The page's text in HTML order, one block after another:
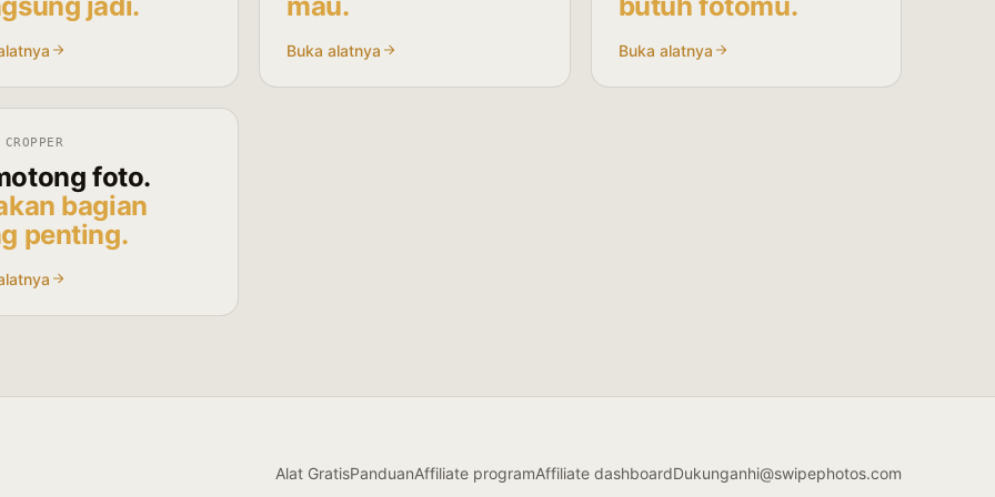
Buka alatnya Buka alatnya
foto.
bagian
penting.
Alat GratisPanduanAffiliate programAffiliate dashboardDukunganhi@swipephotos.com